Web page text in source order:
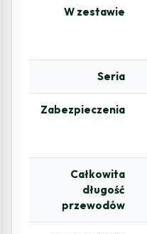
W zestawie
Seria
Zabezpieczenia
Całkowita
długość
przewodów